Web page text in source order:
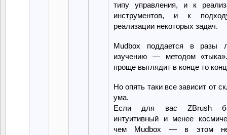
типу управления, и к
инструментов, и к
реализации некоторых задач.
Mudbox поддается в разы
изучению — методом
проще выглядит в конце то
Но опять таки все зависит от
ума.
Если для вас ZBrush
интуитивный и менее
чем Mudbox — в этом